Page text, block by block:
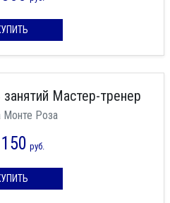
Мастер-тренер
Монте Роза
руб.